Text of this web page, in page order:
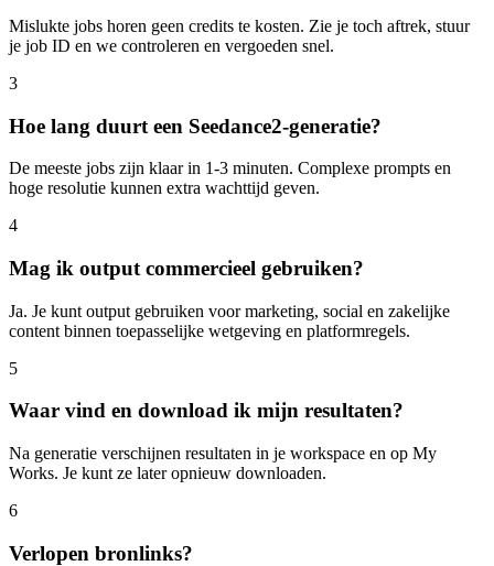
Mislukte jobs horen geen credits te kosten. Zie je toch aftrek, stuur
je job ID en we controleren en vergoeden snel.
3
Hoe lang duurt een Seedance2-generatie?
De meeste jobs zijn klaar in 1-3 minuten. Complexe prompts en
hoge resolutie kunnen extra wachttijd geven.
4
Mag ik output commercieel gebruiken?
Ja. Je kunt output gebruiken voor marketing, social en zakelijke
content binnen toepasselijke wetgeving en platformregels.
5
Waar vind en download ik mijn resultaten?
Na generatie verschijnen resultaten in je workspace en op My
Works. Je kunt ze later opnieuw downloaden.
6
Verlopen bronlinks?